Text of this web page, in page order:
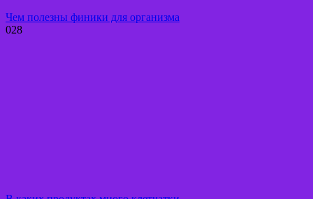
Чем полезны финики для организма
028